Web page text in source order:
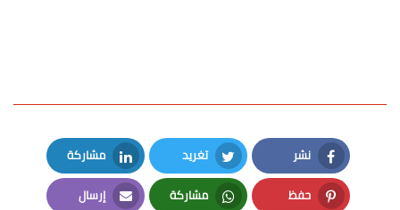
نشر
Facebook
تغريد
Twitter
مشاركة
LinkedIn
حفظ مشاركة إرسال